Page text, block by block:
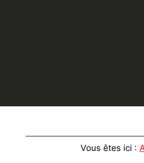
Vous êtes ici :